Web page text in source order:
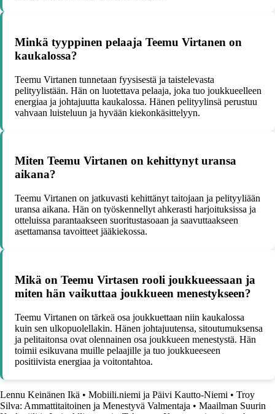
Minkä tyyppinen pelaaja Teemu Virtanen on
kaukalossa?
Teemu Virtanen tunnetaan fyysisestä ja taistelevasta
pelityylistään. Hän on luotettava pelaaja, joka tuo joukkueelleen
energiaa ja johtajuutta kaukalossa. Hänen pelityylinsä perustuu
vahvaan luisteluun ja hyvään kiekonkäsittelyyn.
Miten Teemu Virtanen on kehittynyt uransa
aikana?
Teemu Virtanen on jatkuvasti kehittänyt taitojaan ja pelityyliään
uransa aikana. Hän on työskennellyt ahkerasti harjoituksissa ja
otteluissa parantaakseen suoritustasoaan ja saavuttaakseen
asettamansa tavoitteet jääkiekossa.
Mikä on Teemu Virtasen rooli joukkueessaan ja
miten hän vaikuttaa joukkueen menestykseen?
Teemu Virtanen on tärkeä osa joukkuettaan niin kaukalossa
kuin sen ulkopuolellakin. Hänen johtajuutensa, sitoutumuksensa
ja pelitaitonsa ovat olennainen osa joukkueen menestystä. Hän
toimii esikuvana muille pelaajille ja tuo joukkueeseen
positiivista energiaa ja voitontahtoa.
Lennu Keinänen Ikä • Mobiili.niemi ja Päivi Kautto-Niemi • Troy
Silva: Ammattitaitoinen ja Menestyvä Valmentaja • Maailman Suurin